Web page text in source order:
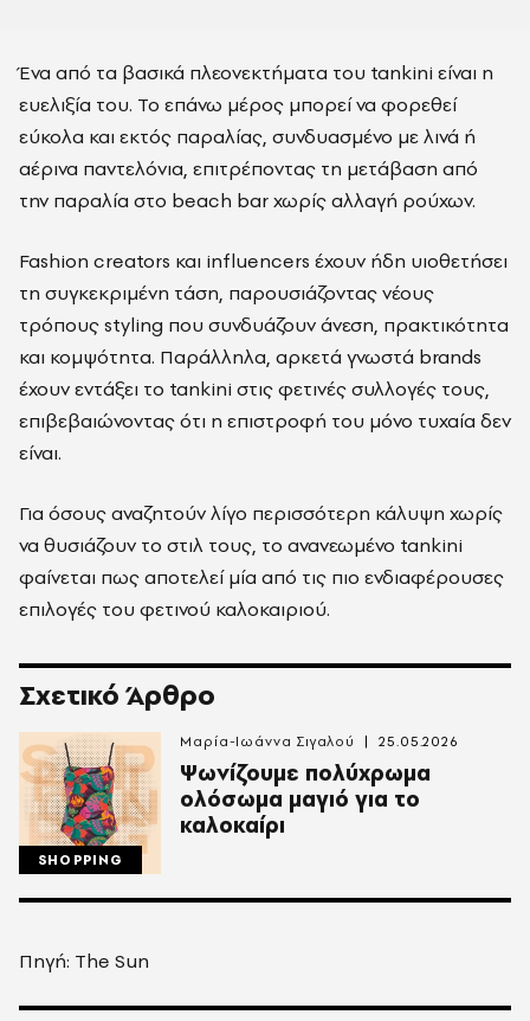
Ένα από τα βασικά πλεονεκτήματα του tankini είναι η
ευελιξία του. Το επάνω μέρος μπορεί να φορεθεί
εύκολα και εκτός παραλίας, συνδυασμένο με λινά ή
αέρινα παντελόνια, επιτρέποντας τη μετάβαση από
την παραλία στο beach bar χωρίς αλλαγή ρούχων.
Fashion creators και influencers έχουν ήδη υιοθετήσει
τη συγκεκριμένη τάση, παρουσιάζοντας νέους
τρόπους styling που συνδυάζουν άνεση, πρακτικότητα
και κομψότητα. Παράλληλα, αρκετά γνωστά brands
έχουν εντάξει το tankini στις φετινές συλλογές τους,
επιβεβαιώνοντας ότι η επιστροφή του μόνο τυχαία δεν
είναι.
Για όσους αναζητούν λίγο περισσότερη κάλυψη χωρίς
να θυσιάζουν το στιλ τους, το ανανεωμένο tankini
φαίνεται πως αποτελεί μία από τις πιο ενδιαφέρουσες
επιλογές του φετινού καλοκαιριού.
Σχετικό Άρθρο
SHOPPING
Ψωνίζουμε πολύχρωμα
ολόσωμα μαγιό για το
καλοκαίρι
Μαρία-Ιωάννα Σιγαλού 25.05.2026
Πηγή: Τhe Sun